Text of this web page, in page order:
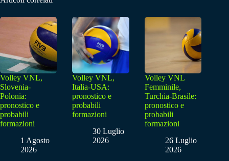
Volley VNL,
Slovenia-
Polonia:
pronostico e
probabili
formazioni
1 Agosto
2026
Volley VNL,
Italia-USA:
pronostico e
probabili
formazioni
30 Luglio
2026
Volley VNL
Femminile,
Turchia-Brasile:
pronostico e
probabili
formazioni
26 Luglio
2026